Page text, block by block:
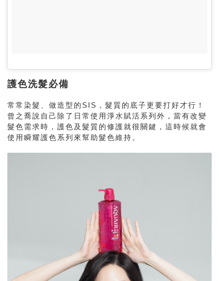
護色洗髮必備
常常染髮、做造型的SIS，髮質的底子更要打好才行！
曾之喬說自己除了日常使用淨水賦活系列外，當有改變
髮色需求時，護色及髮質的修護就很關鍵，這時候就會
使用瞬耀護色系列來幫助髮色維持。